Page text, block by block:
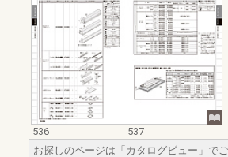
536
537
お探しのページは「カタログビュー」で